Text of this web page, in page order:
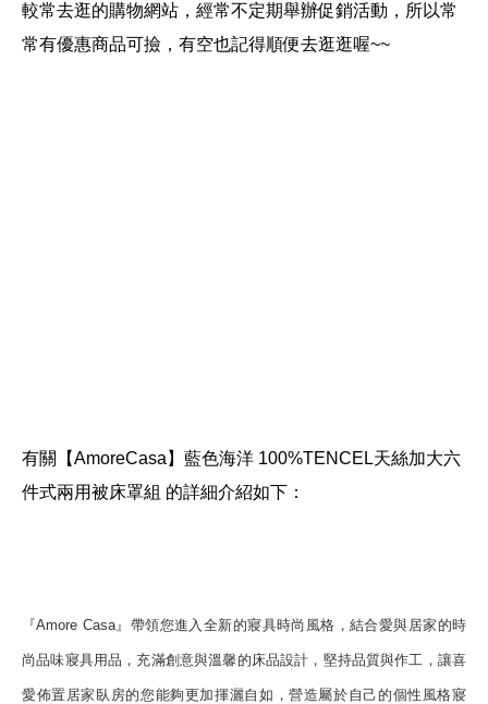
較常去逛的購物網站，經常不定期舉辦促銷活動，所以常
常有優惠商品可撿，有空也記得順便去逛逛喔~~
有關【AmoreCasa】藍色海洋 100%TENCEL天絲加大六
件式兩用被床罩組 的詳細介紹如下：
『Amore Casa』帶領您進入全新的寢具時尚風格，結合愛與居家的時
尚品味寢具用品，充滿創意與溫馨的床品設計，堅持品質與作工，讓喜
愛佈置居家臥房的您能夠更加揮灑自如，營造屬於自己的個性風格寢